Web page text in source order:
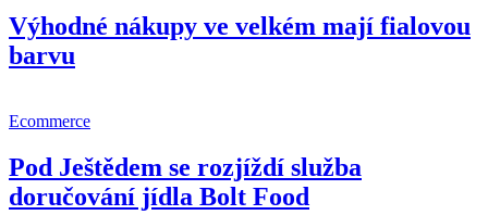
Výhodné nákupy ve velkém mají fialovou
barvu
Ecommerce
Pod Ještědem se rozjíždí služba
doručování jídla Bolt Food